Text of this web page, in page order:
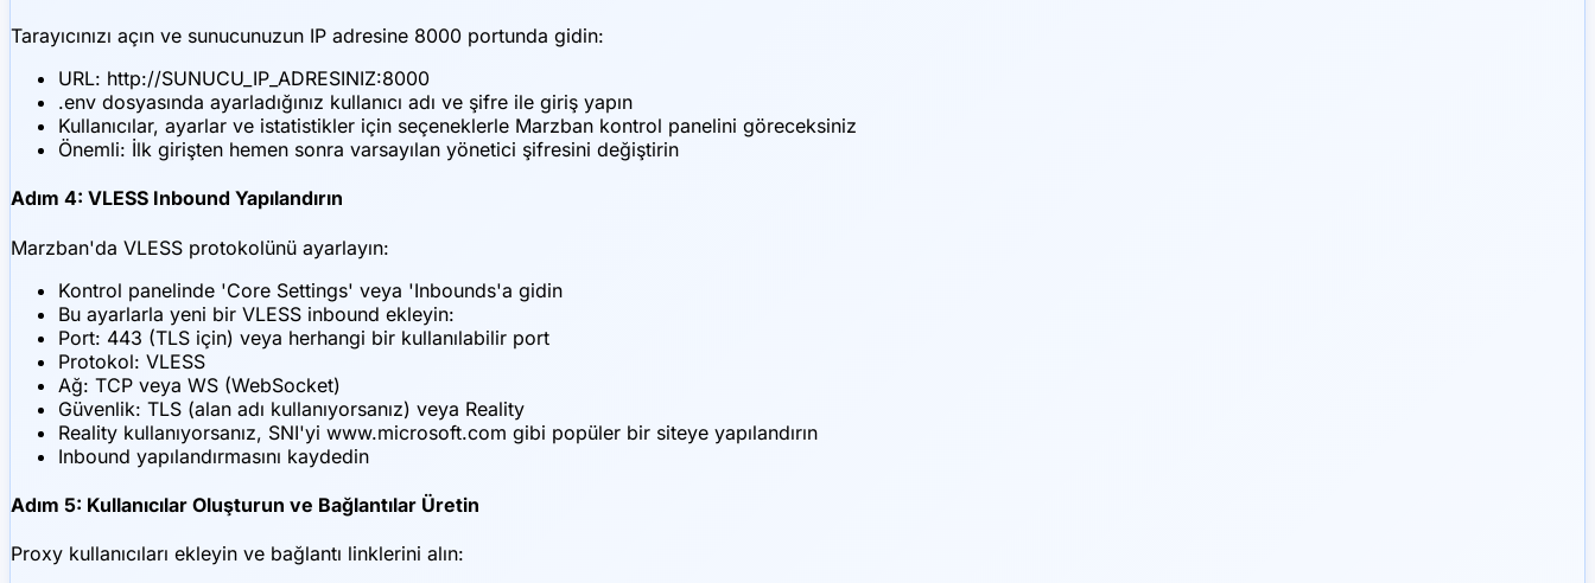
Tarayıcınızı açın ve sunucunuzun IP adresine 8000 portunda gidin:
URL: http://SUNUCU_IP_ADRESINIZ:8000
.env dosyasında ayarladığınız kullanıcı adı ve şifre ile giriş yapın
Kullanıcılar, ayarlar ve istatistikler için seçeneklerle Marzban kontrol panelini göreceksiniz
Önemli: İlk girişten hemen sonra varsayılan yönetici şifresini değiştirin
Adım 4: VLESS Inbound Yapılandırın
Marzban'da VLESS protokolünü ayarlayın:
Kontrol panelinde 'Core Settings' veya 'Inbounds'a gidin
Bu ayarlarla yeni bir VLESS inbound ekleyin:
Port: 443 (TLS için) veya herhangi bir kullanılabilir port
Protokol: VLESS
Ağ: TCP veya WS (WebSocket)
Güvenlik: TLS (alan adı kullanıyorsanız) veya Reality
Reality kullanıyorsanız, SNI'yi www.microsoft.com gibi popüler bir siteye yapılandırın
Inbound yapılandırmasını kaydedin
Adım 5: Kullanıcılar Oluşturun ve Bağlantılar Üretin
Proxy kullanıcıları ekleyin ve bağlantı linklerini alın: